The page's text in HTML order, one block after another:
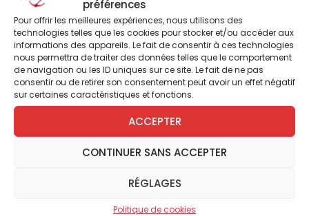
préférences
Pour offrir les meilleures expériences, nous utilisons des
technologies telles que les cookies pour stocker et/ou accéder aux
informations des appareils. Le fait de consentir à ces technologies
nous permettra de traiter des données telles que le comportement
de navigation ou les ID uniques sur ce site. Le fait de ne pas
consentir ou de retirer son consentement peut avoir un effet négatif
sur certaines caractéristiques et fonctions.
ACCEPTER
CONTINUER SANS ACCEPTER
RÉGLAGES
Politique de cookies
Ces questions sont au nombre de 23 et
concernent principalement la papauté
contemporaine. Elles n’ont pas toutes le
même poids ou la même intensité
légendaire. Ainsi, Christophe Dickès
confronte à la réalité historique la sentence
qui veut qu’un cardinal qui entre pape au
conclave en ressorte… cardinal. Dans le
clair concernant le rôle de l’Esprit Saint dans
l’élection papale ou la juste compréhension